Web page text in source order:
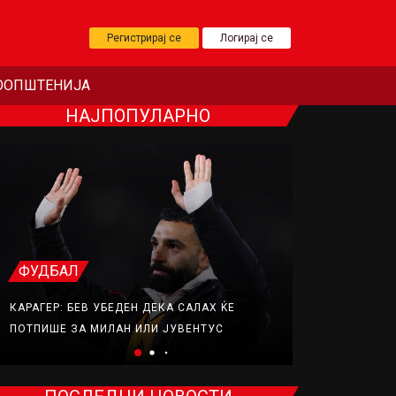
Регистрирај се Логирај се
НАЈПОПУЛАРНО
ФУДБАЛ
КАРАГЕР: БЕВ УБЕДЕН ДЕКА САЛАХ ЌЕ
ПОТПИШЕ ЗА МИЛАН ИЛИ ЈУВЕНТУС